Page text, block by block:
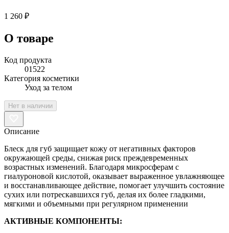
1 260 ₽
О товаре
Код продукта
01522
Категория косметики
Уход за телом
Нет в наличии
Описание
Блеск для губ защищает кожу от негативных факторов
окружающей среды, снижая риск преждевременных
возрастных изменений. Благодаря микросферам с
гиалуроновой кислотой, оказывает выраженное увлажняющее
и восстанавливающее действие, помогает улучшить состояние
сухих или потрескавшихся губ, делая их более гладкими,
мягкими и объемными при регулярном применении
АКТИВНЫЕ КОМПОНЕНТЫ: